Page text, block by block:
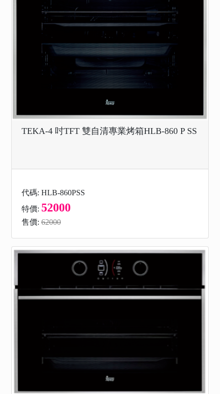
TEKA-4 吋TFT 雙自清專業烤箱HLB-860 P SS
代碼: HLB-860PSS
特價: 52000
售價: 62000